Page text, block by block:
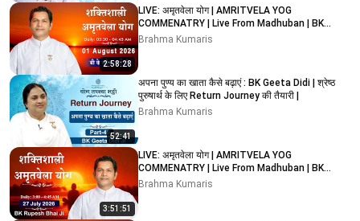
2:58:28
LIVE: अमृतवेला योग | AMRITVELA YOG
COMMENATRY | Live From Madhuban | BK
Rupesh Bhai Ji | 01/08/2026
Brahma Kumaris
52:41
अपना पुण्य का खाता कैसे बढ़ाएं : BK Geeta Didi | श्रेष्ठ
पुरुषार्थ के लिए Return Journey की तैयारी |
Brahma Kumaris
3:51:51
LIVE: अमृतवेला योग | AMRITVELA YOG
COMMENATRY | Live From Madhuban | BK
Rupesh Bhai Ji | 27/07/2026
Brahma Kumaris